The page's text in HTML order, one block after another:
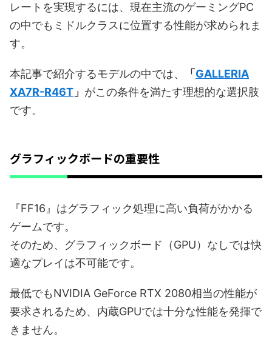
レートを実現するには、現在主流のゲーミングPC
の中でもミドルクラスに位置する性能が求められま
す。
本記事で紹介するモデルの中では、 「 GALLERIA
XA7R-R46T 」 がこの条件を満たす理想的な選択肢
です。
グラフィックボードの重要性
『FF16』はグラフィック処理に高い負荷がかかる
ゲームです。
そのため、グラフィックボード（GPU）なしでは快
適なプレイは不可能です。
最低でもNVIDIA GeForce RTX 2080相当の性能が
要求されるため、内蔵GPUでは十分な性能を発揮で
きません。